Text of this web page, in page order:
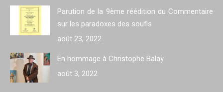
Parution de la 9ème réédition du Commentaire
sur les paradoxes des soufis
août 23, 2022
En hommage à Christophe Balaÿ
août 3, 2022